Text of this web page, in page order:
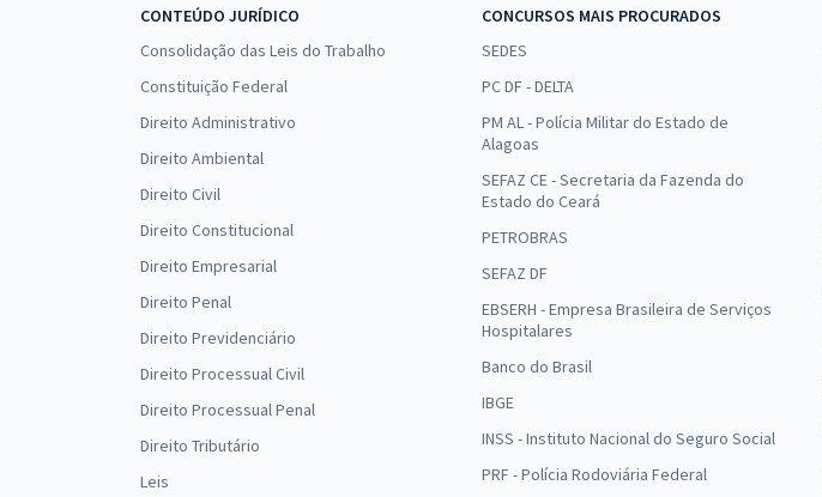
CONTEÚDO JURÍDICO
Consolidação das Leis do Trabalho
Constituição Federal
Direito Administrativo
Direito Ambiental
Direito Civil
Direito Constitucional
Direito Empresarial
Direito Penal
Direito Previdenciário
Direito Processual Civil
Direito Processual Penal
Direito Tributário
Leis
CONCURSOS MAIS PROCURADOS
SEDES
PC DF - DELTA
PM AL - Polícia Militar do Estado de
Alagoas
SEFAZ CE - Secretaria da Fazenda do
Estado do Ceará
PETROBRAS
SEFAZ DF
EBSERH - Empresa Brasileira de Serviços
Hospitalares
Banco do Brasil
IBGE
INSS - Instituto Nacional do Seguro Social
PRF - Polícia Rodoviária Federal